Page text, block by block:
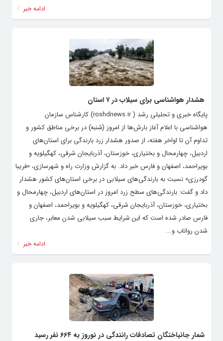
ادامه خبر
هشدار هواشناسی برای سیلاب در ۷ استان
پایگاه خبری و تحلیلی رشد ( roshdnews.ir) کارشناس سازمان
هواشناسی با اعلام آغاز بارش‌ها از امروز (شنبه) در برخی مناطق کشور و
تداوم آن تا اواخر هفته، از صدور هشدار زرد بارندگی برای استان‌های
اردبیل، چهارمحال و بختیاری، خوزستان، آذربایجان شرقی، کهگیلویه و
بویراحمد، اصفهان و فارس خبر داد. به گزارش وزارت راه و شهرسازی، «فریبا
گودرزی» نسبت به بارندگی‌های سیلابی در برخی استان‌های کشور هشدار
داد و گفت: بارندگی‌های سطح زرد امروز در استان‌های اردبیل، چهارمحال و
بختیاری، خوزستان، آذربایجان شرقی، کهگیلویه و بویراحمد، اصفهان و
فارس صادر شده است که این شرایط سبب سیلابی شدن معابر، جاری
شدن رواناب و...
ادامه خبر
شمار جانباختگان تصادفات رانندگی در نوروز به ۶۶۴ نفر رسید